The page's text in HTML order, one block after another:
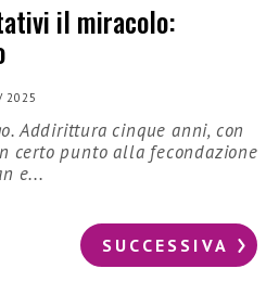
il miracolo:
2025
Addirittura cinque anni, con
certo punto alla fecondazione
e...
SUCCESSIVA